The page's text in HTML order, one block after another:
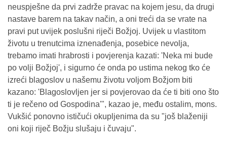
neuspješne da prvi zadrže pravac na kojem jesu, da drugi
nastave barem na takav način, a oni treći da se vrate na
pravi put uvijek poslušni riječi Božjoj. Uvijek u vlastitom
životu u trenutcima iznenađenja, posebice nevolja,
trebamo imati hrabrosti i povjerenja kazati: 'Neka mi bude
po volji Božjoj', i sigurno će onda po ustima nekog tko će
izreći blagoslov u našemu životu voljom Božjom biti
kazano: 'Blagoslovljen jer si povjerovao da će ti biti ono što
ti je rečeno od Gospodina'", kazao je, među ostalim, mons.
Vukšić ponovno ističući okupljenima da su "još blaženiji
oni koji riječ Božju slušaju i čuvaju".